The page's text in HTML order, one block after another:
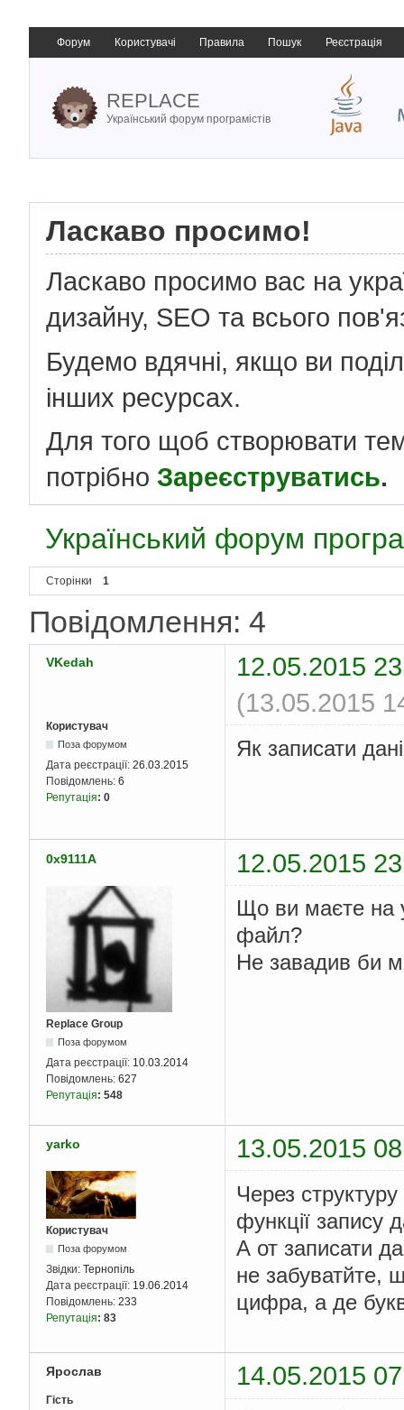
Форум Користувачі Правила Пошук Реєстрація
REPLACE
Український форум програмістів
Ласкаво просимо!
Ласкаво просимо вас на
дизайну, SEO та всього
Будемо вдячні, якщо ви
інших ресурсах.
Для того щоб створювати
потрібно Зареєструватись.
Український форум
Сторінки 1
Повідомлення: 4
VKedah
12.05.2015
(13.05.2015
Користувач
Поза форумом
Дата реєстрації: 26.03.2015
Повідомлень: 6
Репутація: 0
Як записати
0x9111A 12.05.2015
Replace Group
Поза форумом
Дата реєстрації: 10.03.2014
Повідомлень: 627
Репутація: 548
Що ви маєте на
файл?
Не завадив би
yarko 13.05.2015
Користувач
Поза форумом
Звідки: Тернопіль
Дата реєстрації: 19.06.2014
Повідомлень: 233
Репутація: 83
Через
функції запису
А от записати
не забуватйте,
цифра, а де
Ярослав 14.05.2015
Гість